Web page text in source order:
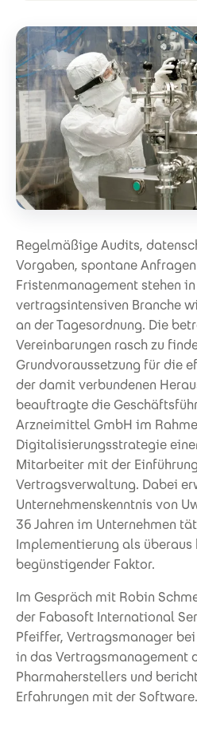
Regelmäßige Audits,
Vorgaben, spontane
Fristenmanagement stehen
vertragsintensiven Branche
an der Tagesordnung. Die
Vereinbarungen rasch zu
Grundvoraussetzung für die
der damit verbundenen
beauftragte die
Arzneimittel GmbH im
Digitalisierungsstrategie
Mitarbeiter mit der
Vertragsverwaltung. Dabei
Unternehmenskenntnis von
36 Jahren im Unternehmen
Implementierung als
begünstigender Faktor.
Im Gespräch mit Robin
der Fabasoft International
Pfeiffer, Vertragsmanager bei
in das Vertragsmanagement
Pharmaherstellers und
Erfahrungen mit der Software.